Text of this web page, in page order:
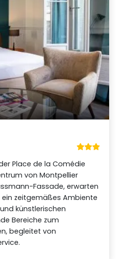
Place de la Comédie
von Montpellier
Fassade, erwarten
zeitgemäßes Ambiente
künstlerischen
Bereiche zum
begleitet von